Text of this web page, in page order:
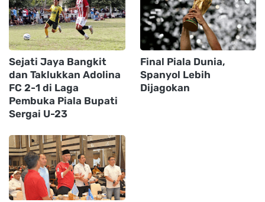
Sejati Jaya Bangkit
dan Taklukkan Adolina
FC 2-1 di Laga
Pembuka Piala Bupati
Sergai U-23
Final Piala Dunia,
Spanyol Lebih
Dijagokan